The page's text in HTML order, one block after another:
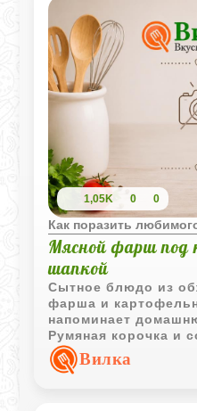
1,05K 0 0
Как поразить
Мясной фарш под
шапкой
Сытное блюдо из
фарша и
напоминает
Румяная корочка и
делают его
семейного обеда
Вилка